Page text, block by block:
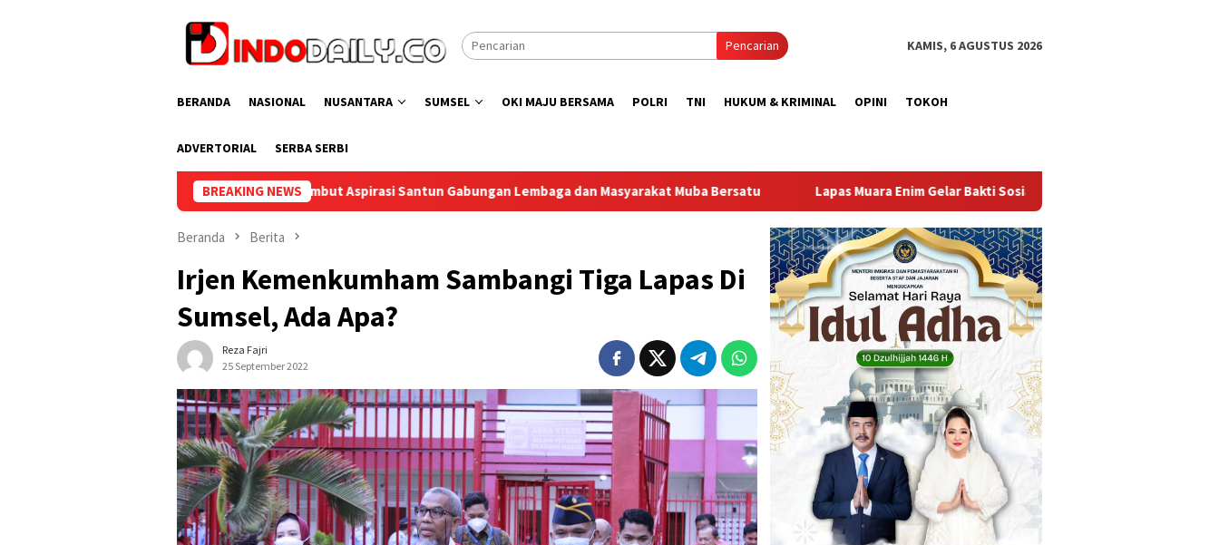
Pencarian KAMIS, 6 AGUSTUS 2026
BERANDA NASIONAL NUSANTARA SUMSEL OKI MAJU BERSAMA POLRI TNI HUKUM & KRIMINAL OPINI TOKOH
ADVERTORIAL SERBA SERBI
BREAKING NEWS
Bupati Muba Sambut Aspirasi Santun Gabungan Lembaga dan Masyarakat Muba Bersatu Lapas Muara Enim Gelar Bakti Sosial Donor Darah dalam Rangka Memperingati HUT ke-81
Beranda Berita
Irjen Kemenkumham Sambangi Tiga Lapas Di
Sumsel, Ada Apa?
Reza Fajri
25 September 2022